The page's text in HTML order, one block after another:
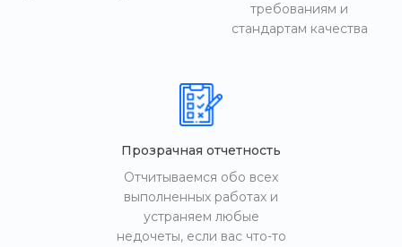
требованиям и
стандартам качества
Прозрачная отчетность
Отчитываемся обо всех
выполненных работах и
устраняем любые
недочеты, если вас что-то